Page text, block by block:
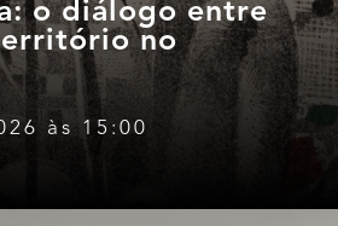
o diálogo entre
no
às 15:00